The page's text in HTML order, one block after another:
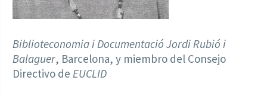
Biblioteconomia i Documentació Jordi Rubió i
Balaguer, Barcelona, y miembro del Consejo
Directivo de EUCLID